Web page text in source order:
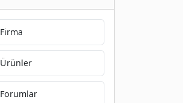
Firma
Ürünler
Forumlar